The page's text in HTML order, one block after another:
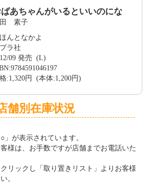
あちゃんがいるといいのにな
素子
んとなかよ
ラ社
09 発売 (L)
:1,320円 (本体:1,200円)
舗別在庫状況
が表示されています。
様は、お手数ですが店舗までお電話いた
クリックし「取り置きリスト」よりお客様
。